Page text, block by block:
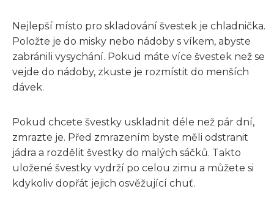
Nejlepší místo pro skladování švestek je chladnička.
Položte je do misky nebo nádoby s víkem, abyste
zabránili vysychání. Pokud máte více švestek než se
vejde do nádoby, zkuste je rozmístit do menších
dávek.
Pokud chcete švestky uskladnit déle než pár dní,
zmrazte je. Před zmrazením byste měli odstranit
jádra a rozdělit švestky do malých sáčků. Takto
uložené švestky vydrží po celou zimu a můžete si
kdykoliv dopřát jejich osvěžující chuť.